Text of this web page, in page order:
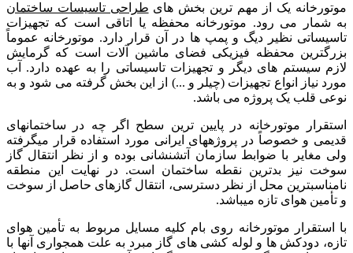
موتورخانه یک از مهم ترین بخش های طراحی تاسیسات ساختمان
به شمار می رود. موتورخانه محفظه یا اتاقی است که تجهیزات
تاسیساتی نظیر دیگ و پمپ ها در آن قرار دارد. موتورخانه عموماً
بزرگترین محفظه فیزیکی فضای ماشین آلات است که گرمایش
لازم سیستم های دیگر و تجهیزات تاسیساتی را به عهده دارد. آب
مورد نیاز انواع تجهیزات (چیلر و ...) از این بخش گرفته می شود و به
نوعی قلب یک پروژه می باشد.
استقرار موتورخانه در پایین ترین سطح اگر چه در ساختمان­های
قدیمی و خصوصاً در پروژه­های ایرانی مورد استفاده قرار می­گرفته
ولی مغایر با ضوابط سازمان آتش­نشانی بوده و از نظر انتقال گاز
سوخت نیز بدترین نقطه ساختمان است. در نهایت این منطقه
نامناسب­ترین محل از نظر دسترسی، انتقال گازهای حاصل از سوخت
و تأمین هوای تازه می­باشد.
با استقرار موتورخانه روی بام کلیه مسایل مربوط به تأمین هوای
تازه، دودکش ها و لوله کشی های گاز مبرد به علت هم­جواری آنها با